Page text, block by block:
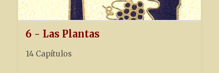
6 - Las Plantas
14 Capítulos